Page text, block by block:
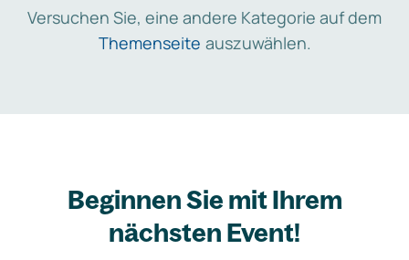
Versuchen Sie, eine andere Kategorie auf dem
Themenseite auszuwählen.
Beginnen Sie mit Ihrem
nächsten Event!